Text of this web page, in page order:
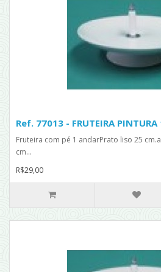
Ref. 77013 - FRUTEIRA PINTURA
Fruteira com pé 1 andarPrato liso 25
cm...
R$29,00